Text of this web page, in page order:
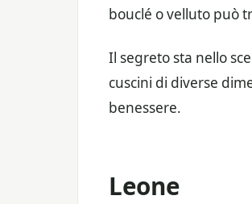
bouclé o velluto può
Il segreto sta nello
cuscini di diverse
benessere.
Leone